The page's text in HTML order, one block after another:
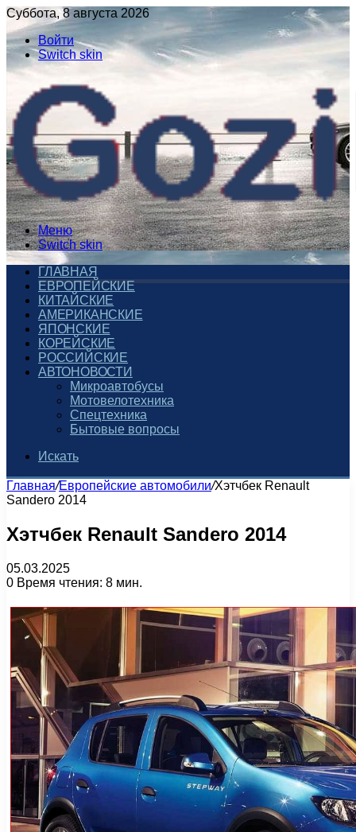
Суббота, 8 августа 2026
Войти
Switch skin
Меню
Switch skin
ГЛАВНАЯ
ЕВРОПЕЙСКИЕ
КИТАЙСКИЕ
АМЕРИКАНСКИЕ
ЯПОНСКИЕ
КОРЕЙСКИЕ
РОССИЙСКИЕ
АВТОНОВОСТИ
Микроавтобусы
Мотовелотехника
Спецтехника
Бытовые вопросы
Искать
Главная/Европейские автомобили/Хэтчбек Renault
Sandero 2014
Хэтчбек Renault Sandero 2014
05.03.2025
0 Время чтения: 8 мин.